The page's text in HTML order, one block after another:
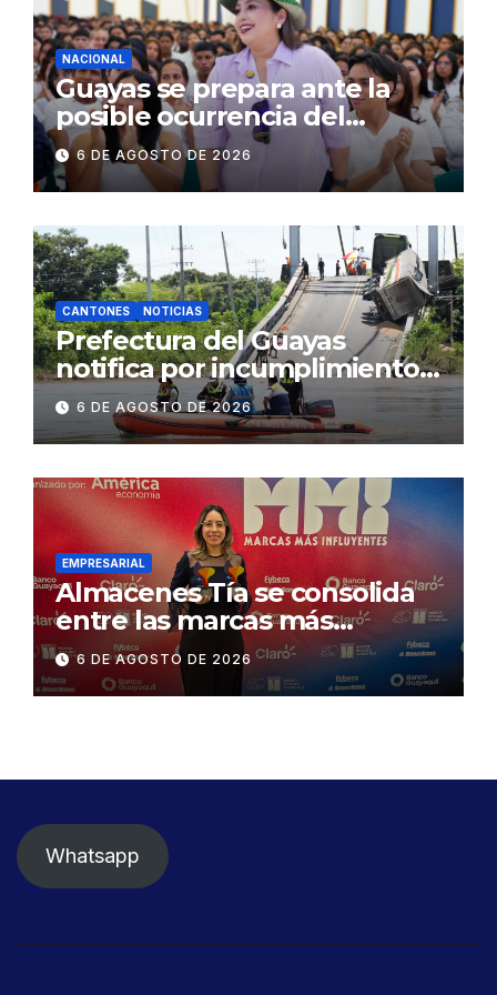
NACIONAL
Guayas se prepara ante la
posible ocurrencia del
fenómeno de El Niño:
Gobierno Nacional capacita a
2.500 jóvenes
6 DE AGOSTO DE 2026
CANTONES NOTICIAS
Prefectura del Guayas
notifica por incumplimiento
contractual a la
Concesionaria CONORTE y
exige celeridad en
desmontaje del puente
Gonzalo Icaza Cornejo, en
Daule
6 DE AGOSTO DE 2026
EMPRESARIAL
Almacenes Tía se consolida
entre las marcas más
influyentes del Ecuador
6 DE AGOSTO DE 2026
Whatsapp